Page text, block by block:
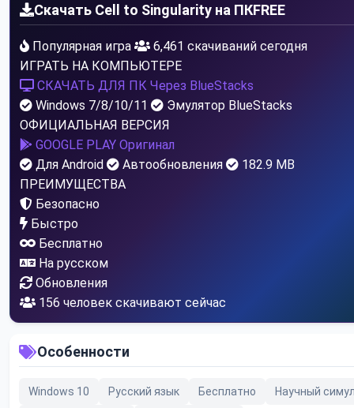
Скачать Cell to Singularity на ПКFREE
Популярная игра
6,461 скачиваний сегодня
ИГРАТЬ НА КОМПЬЮТЕРЕ
СКАЧАТЬ ДЛЯ ПК Через BlueStacks
Windows 7/8/10/11
Эмулятор BlueStacks
ОФИЦИАЛЬНАЯ ВЕРСИЯ
GOOGLE PLAY Оригинал
Для Android
Автообновления
182.9 MB
ПРЕИМУЩЕСТВА
Безопасно
Быстро
Бесплатно
На русском
Обновления
156 человек скачивают сейчас
Особенности
Windows 10 Русский язык Бесплатно Научный